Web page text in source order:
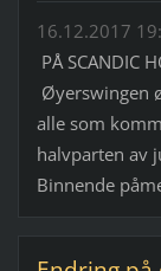
16.12.2017
PÅ SCANDIC
Øyerswingen
alle som
halvparten av
Binnende